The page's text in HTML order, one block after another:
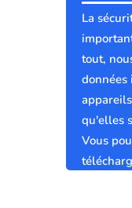
La
tout,
données
qu'elles
Vous